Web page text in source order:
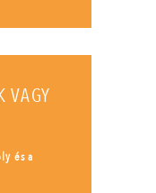
VAGY
és a